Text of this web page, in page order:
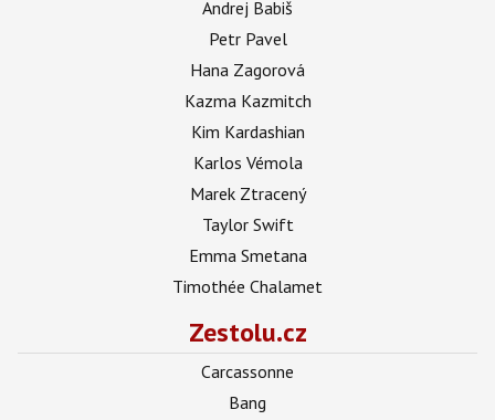
Andrej Babiš
Petr Pavel
Hana Zagorová
Kazma Kazmitch
Kim Kardashian
Karlos Vémola
Marek Ztracený
Taylor Swift
Emma Smetana
Timothée Chalamet
Zestolu.cz
Carcassonne
Bang